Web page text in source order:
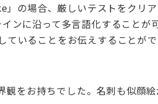
の場合、厳しいテストをクリ
ンに沿って多言語化することが
ていることをお伝えすることが
観をお持ちでした。名刺も似顔